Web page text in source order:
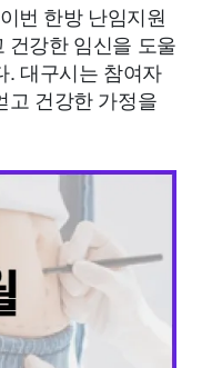
번 한방 난임지원
건강한 임신을 도울
. 대구시는 참여자
고 건강한 가정을